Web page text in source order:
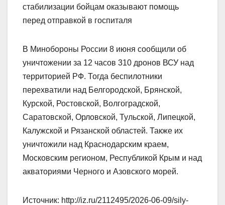
стабилизации бойцам оказывают помощь
перед отправкой в госпиталя
В Минобороны России 8 июня сообщили об
уничтожении за 12 часов 310 дронов ВСУ над
территорией РФ. Тогда беспилотники
перехватили над Белгородской, Брянской,
Курской, Ростовской, Волгоградской,
Саратовской, Орловской, Тульской, Липецкой,
Калужской и Рязанской областей. Также их
уничтожили над Краснодарским краем,
Московским регионом, Республикой Крым и над
акваториями Черного и Азовского морей.
Источник: http://iz.ru/2112495/2026-06-09/sily-